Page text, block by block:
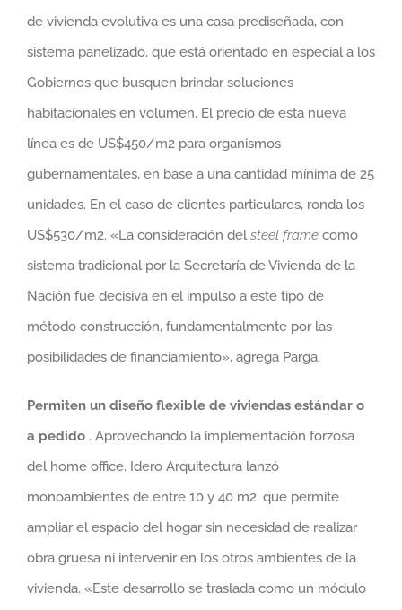
de vivienda evolutiva es una casa prediseñada, con
sistema panelizado, que está orientado en especial a los
Gobiernos que busquen brindar soluciones
habitacionales en volumen. El precio de esta nueva
línea es de US$450/m2 para organismos
gubernamentales, en base a una cantidad mínima de 25
unidades. En el caso de clientes particulares, ronda los
US$530/m2. «La consideración delsteel frame como
sistema tradicional por la Secretaría de Vivienda de la
Nación fue decisiva en el impulso a este tipo de
método construcción, fundamentalmente por las
posibilidades de financiamiento», agrega Parga.
Permiten un diseño flexible de viviendas estándar o
a pedido . Aprovechando la implementación forzosa
del home office. Idero Arquitectura lanzó
monoambientes de entre 10 y 40 m2, que permite
ampliar el espacio del hogar sin necesidad de realizar
obra gruesa ni intervenir en los otros ambientes de la
vivienda. «Este desarrollo se traslada como un módulo